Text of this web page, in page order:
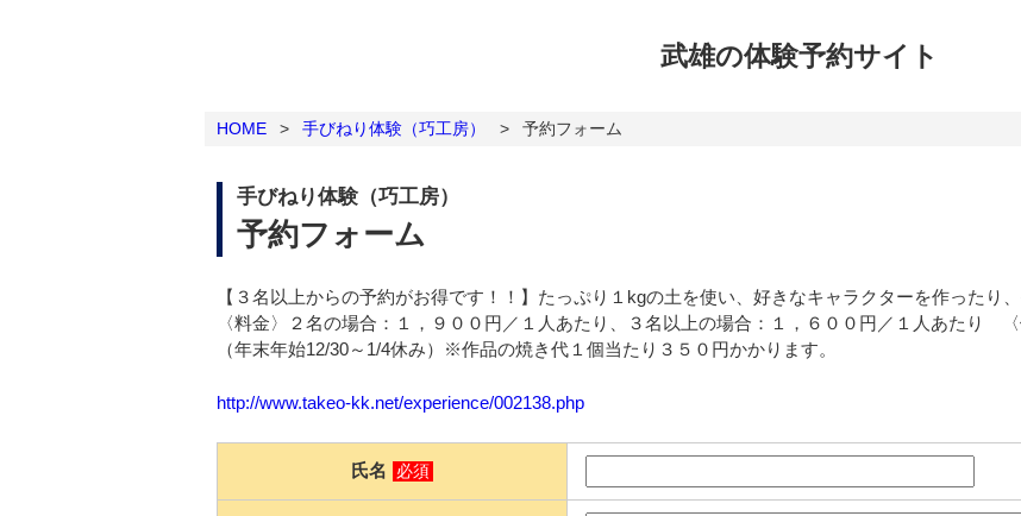
武雄の体験予約サイト
HOME > 手びねり体験（巧工房） > 予約フォーム
手びねり体験（巧工房）
予約フォーム
【３名以上からの予約がお得です！！】たっぷり１kgの土を使い、好きなキャラクターを作ったり
〈料金〉２名の場合：１，９００円／１人あたり、３名以上の場合：１，６００円／１人あたり
（年末年始12/30～1/4休み）※作品の焼き代１個当たり３５０円かかります。
http://www.takeo-kk.net/experience/002138.php
氏名 必須